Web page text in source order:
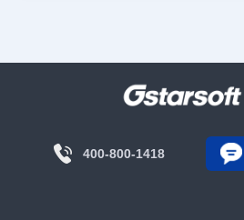
400-800-1418